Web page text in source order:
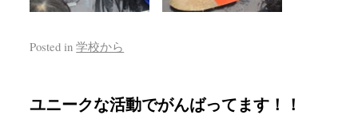
Posted in 学校から
ユニークな活動でがんばってます！！